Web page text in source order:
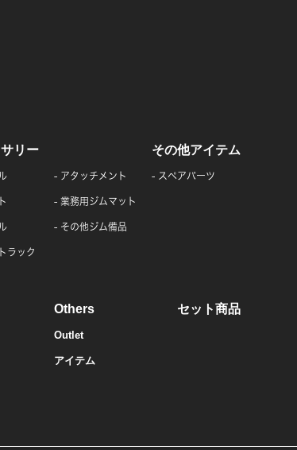
リー
ラック
アタッチメント
業務用ジムマット
その他ジム備品
その他アイテム
スペアパーツ
Others
Outlet
アイテム
セット商品